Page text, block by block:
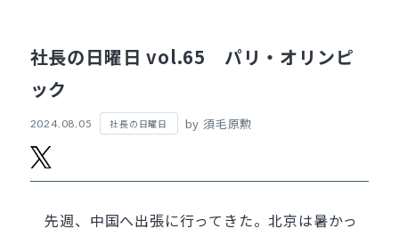
社長の日曜日 vol.65 パリ・オリンピ
ック
2024.08.05 社長の日曜日 by 須毛原勲
先週、中国へ出張に行ってきた。北京は暑かっ